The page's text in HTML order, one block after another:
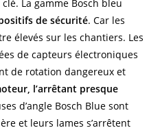
La gamme Bosch bleu
de sécurité. Car les
élevés sur les chantiers. Les
de capteurs électroniques
de rotation dangereux et
l’arrêtant presque
d’angle Bosch Blue sont
et leurs lames s’arrêtent